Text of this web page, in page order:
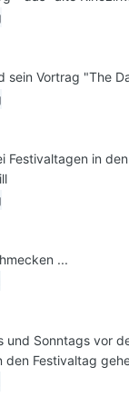
sein Vortrag "The
Festivaltagen in
...
und Sonntags vor
den Festivaltag